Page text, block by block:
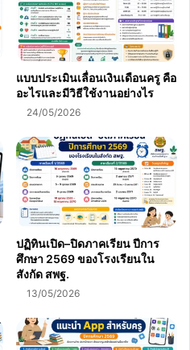
แบบประเมินเลื่อนเงินเดือนครู คือ
อะไรและมีวิธีใช้งานอย่างไร
24/05/2026
ปฏิทินเปิด–ปิดภาคเรียน ปีการ
ศึกษา 2569 ของโรงเรียนใน
สังกัด สพฐ.
13/05/2026